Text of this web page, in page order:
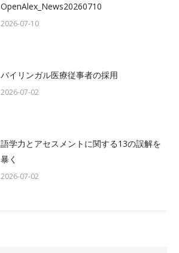
OpenAlex_News20260710
2026-07-10
バイリンガル医療従事者の採用
2026-07-02
語学力とアセスメントに関する13の誤解を
暴く
2026-07-02